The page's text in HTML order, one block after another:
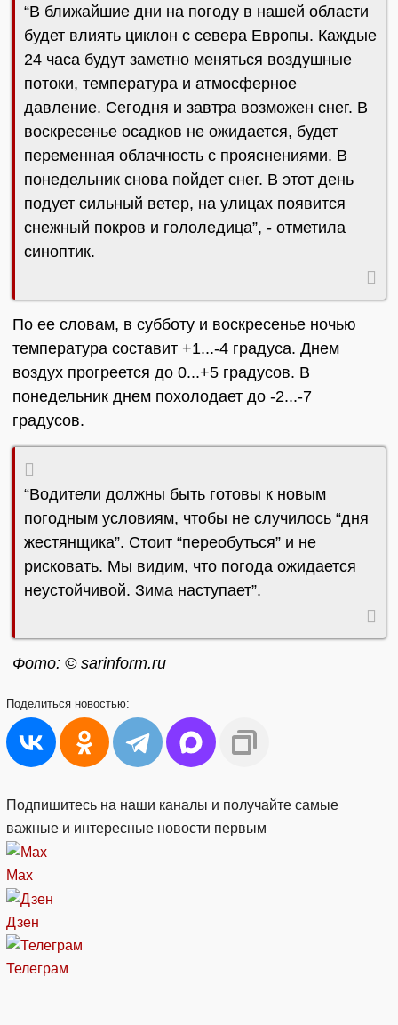
“В ближайшие дни на погоду в нашей области
будет влиять циклон с севера Европы. Каждые
24 часа будут заметно меняться воздушные
потоки, температура и атмосферное
давление. Сегодня и завтра возможен снег. В
воскресенье осадков не ожидается, будет
переменная облачность с прояснениями. В
понедельник снова пойдет снег. В этот день
подует сильный ветер, на улицах появится
снежный покров и гололедица”, - отметила
синоптик.
По ее словам, в субботу и воскресенье ночью
температура составит +1...-4 градуса. Днем
воздух прогреется до 0...+5 градусов. В
понедельник днем похолодает до -2...-7
градусов.
“Водители должны быть готовы к новым
погодным условиям, чтобы не случилось “дня
жестянщика”. Стоит “переобуться” и не
рисковать. Мы видим, что погода ожидается
неустойчивой. Зима наступает”.
Фото: © sarinform.ru
Поделиться новостью:
Подпишитесь на наши каналы и получайте самые
важные и интересные новости первым
Max
Дзен
Телеграм